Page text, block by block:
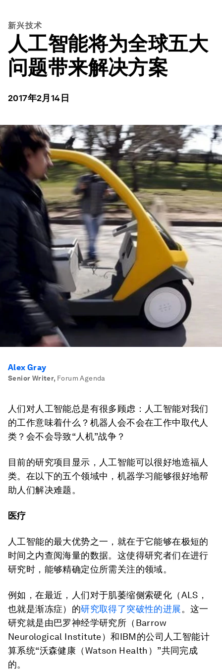
新兴技术
人工智能将为全球五大
问题带来解决方案
2017年2月14日
Alex Gray
Senior Writer, Forum Agenda
人们对人工智能总是有很多顾虑：人工智能对我们
的工作意味着什么？机器人会不会在工作中取代人
类？会不会导致“人机”战争？
目前的研究项目显示，人工智能可以很好地造福人
类。在以下的五个领域中，机器学习能够很好地帮
助人们解决难题。
医疗
人工智能的最大优势之一，就在于它能够在极短的
时间之内查阅海量的数据。这使得研究者们在进行
研究时，能够精确定位所需关注的领域。
例如，在最近，人们对于肌萎缩侧索硬化（ALS，
也就是渐冻症）的研究取得了突破性的进展。这一
研究就是由巴罗神经学研究所（Barrow
Neurological Institute）和IBM的公司人工智能计
算系统“沃森健康（Watson Health）”共同完成
的。